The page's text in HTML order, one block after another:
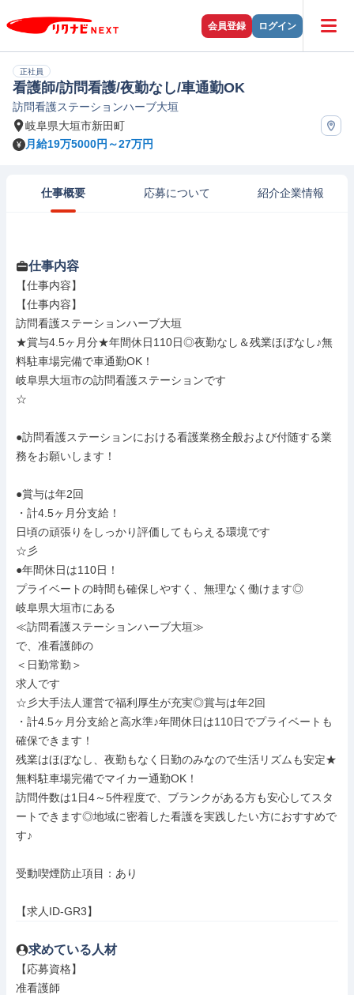
会員登録 ログイン
正社員
看護師/訪問看護/夜勤なし/車通勤OK
訪問看護ステーションハーブ大垣
岐阜県大垣市新田町
月給19万5000円～27万円
仕事概要 応募について 紹介企業情報
仕事内容
【仕事内容】
【仕事内容】
訪問看護ステーションハーブ大垣
★賞与4.5ヶ月分★年間休日110日◎夜勤なし＆残業ほぼなし♪無
料駐車場完備で車通勤OK！
岐阜県大垣市の訪問看護ステーションです
☆
●訪問看護ステーションにおける看護業務全般および付随する業
務をお願いします！
●賞与は年2回
・計4.5ヶ月分支給！
日頃の頑張りをしっかり評価してもらえる環境です
☆彡
●年間休日は110日！
プライベートの時間も確保しやすく、無理なく働けます◎
岐阜県大垣市にある
≪訪問看護ステーションハーブ大垣≫
で、准看護師の
＜日勤常勤＞
求人です
☆彡大手法人運営で福利厚生が充実◎賞与は年2回
・計4.5ヶ月分支給と高水準♪年間休日は110日でプライベートも
確保できます！
残業はほぼなし、夜勤もなく日勤のみなので生活リズムも安定★
無料駐車場完備でマイカー通勤OK！
訪問件数は1日4～5件程度で、ブランクがある方も安心してスタ
ートできます◎地域に密着した看護を実践したい方におすすめで
す♪
受動喫煙防止項目：あり
【求人ID-GR3】
求めている人材
【応募資格】
准看護師